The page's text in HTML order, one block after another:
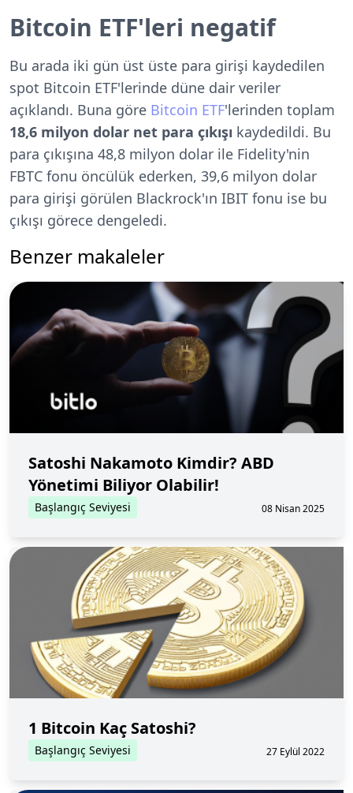
Bitcoin ETF'leri negatif
Bu arada iki gün üst üste para girişi kaydedilen
spot Bitcoin ETF'lerinde düne dair veriler
açıklandı. Buna göre Bitcoin ETF'lerinden toplam
18,6 milyon dolar net para çıkışı kaydedildi. Bu
para çıkışına 48,8 milyon dolar ile Fidelity'nin
FBTC fonu öncülük ederken, 39,6 milyon dolar
para girişi görülen Blackrock'ın IBIT fonu ise bu
çıkışı görece dengeledi.
Benzer makaleler
Satoshi Nakamoto Kimdir? ABD
Yönetimi Biliyor Olabilir!
Başlangıç Seviyesi 08 Nisan 2025
1 Bitcoin Kaç Satoshi?
Başlangıç Seviyesi 27 Eylül 2022